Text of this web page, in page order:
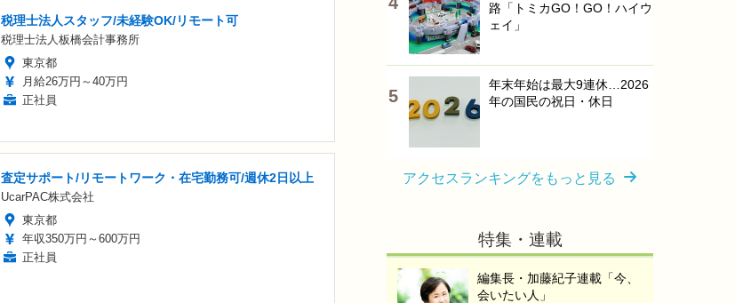
税理士法人スタッフ/未経験OK/リモート可
税理士法人板橋会計事務所
東京都
月給26万円～40万円
正社員
査定サポート/リモートワーク・在宅勤務可/週休2日以上
UcarPAC株式会社
東京都
年収350万円～600万円
正社員
路「トミカGO！GO！ハイウ
ェイ」
年末年始は最大9連休…2026
年の国民の祝日・休日
アクセスランキングをもっと見る
特集・連載
編集長・加藤紀子連載「今、
会いたい人」